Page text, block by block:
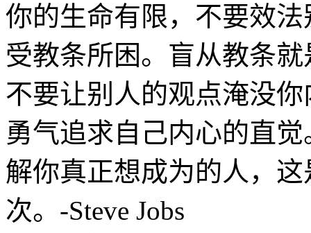
你的生命有限，不要效
受教条所困。盲从教条
不要让别人的观点淹没
勇气追求自己内心的直
解你真正想成为的人，
次。-Steve Jobs